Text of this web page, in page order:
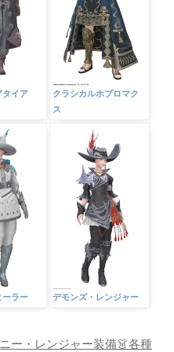
タイア
クラシカルホプロマク
ス
ーラー デモンズ・レンジャー
ー・レンジャー装備👗各種